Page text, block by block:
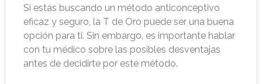
Si estás buscando un método anticonceptivo
eficaz y seguro, la T de Oro puede ser una buena
opción para ti. Sin embargo, es importante hablar
con tu médico sobre las posibles desventajas
antes de decidirte por este método.